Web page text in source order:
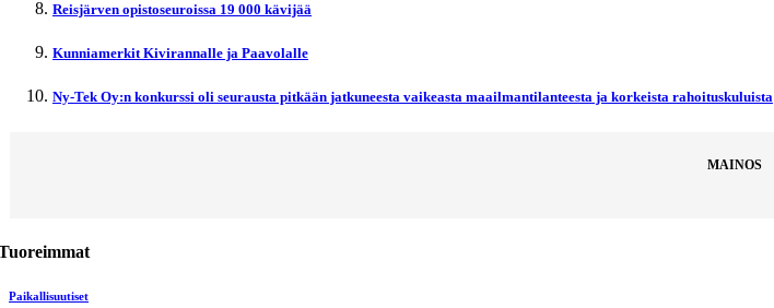
Reisjärven opistoseuroissa 19 000 kävijää
Kunniamerkit Kivirannalle ja Paavolalle
Ny-Tek Oy:n konkurssi oli seurausta pitkään jatkuneesta vaikeasta maailmantilanteesta ja korkeista rahoituskuluista
MAINOS
Paikallisuutiset